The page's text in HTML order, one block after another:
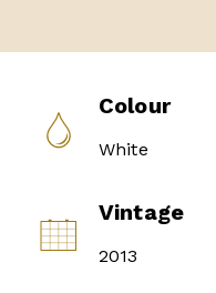
Colour
White
Vintage
2013